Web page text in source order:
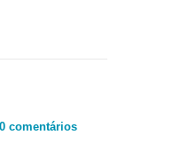
0 comentários